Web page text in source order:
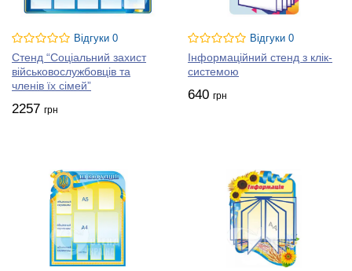
Відгуки 0
Стенд “Соціальний захист
військовослужбовців та
членів їх сімей”
2257 грн
Відгуки 0
Інформаційний стенд з клік-
системою
640 грн